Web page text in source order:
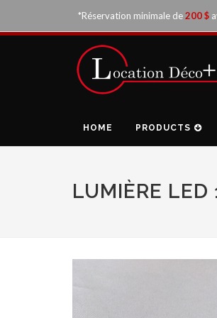
*Réservation minimale de200 $
HOME PRODUCTS
LUMIÈRE LED